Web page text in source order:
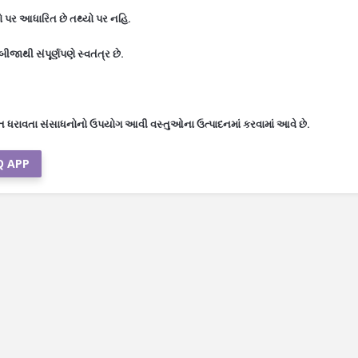
પર આધારિત છે તથ્યો પર નહિ.
સંપૂર્ણપણે સ્વતંત્ર છે.
સંસાધનોનો ઉપયોગ આવી વસ્તુઓના ઉત્પાદનમાં કરવામાં આવે છે.
APP